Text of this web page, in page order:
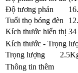
Độ tương phản
Tuổi thọ bóng đèn
Kích thước hiển thị 34
Kích thước - Trọng
Trọng lượng
Thông tin thêm